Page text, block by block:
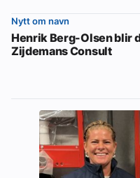
Nytt om navn
Henrik Berg-Olsen blir
Zijdemans Consult